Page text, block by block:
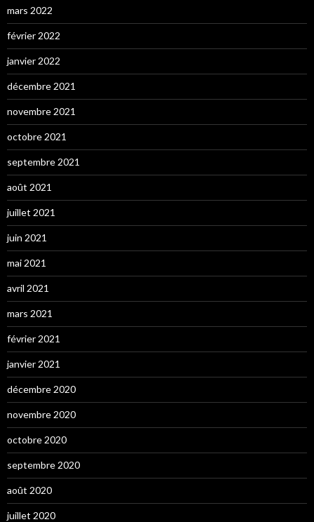
mars 2022
février 2022
janvier 2022
décembre 2021
novembre 2021
octobre 2021
septembre 2021
août 2021
juillet 2021
juin 2021
mai 2021
avril 2021
mars 2021
février 2021
janvier 2021
décembre 2020
novembre 2020
octobre 2020
septembre 2020
août 2020
juillet 2020